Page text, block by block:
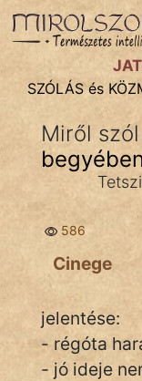
SZÓLÁS ÉS
Bibliai
Közmondások
Szállóigék
Szólások
Tréfás
SZÓLÁS és
Miről
586
Cinege
jelentése:
- régóta
- jó ideje